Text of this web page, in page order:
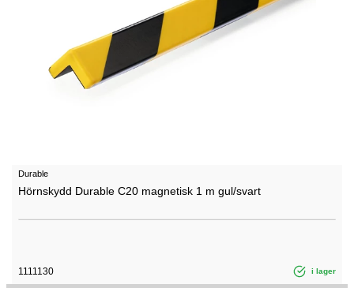
Durable
Hörnskydd Durable C20 magnetisk 1 m gul/svart
1111130 i lager